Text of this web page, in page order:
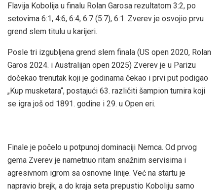
Flavija Kobolija u finalu Rolan Garosa rezultatom 3:2, po
setovima 6:1, 4:6, 6:4, 6:7 (5:7), 6:1. Zverev je osvojio prvu
grend slem titulu u karijeri.
Posle tri izgubljena grend slem finala (US open 2020, Rolan
Garos 2024. i Australijan open 2025) Zverev je u Parizu
dočekao trenutak koji je godinama čekao i prvi put podigao
„Kup musketara“, postajući 63. različiti šampion turnira koji
se igra još od 1891. godine i 29. u Open eri.
Finale je počelo u potpunoj dominaciji Nemca. Od prvog
gema Zverev je nametnuo ritam snažnim servisima i
agresivnom igrom sa osnovne linije. Već na startu je
napravio brejk, a do kraja seta prepustio Koboliju samo